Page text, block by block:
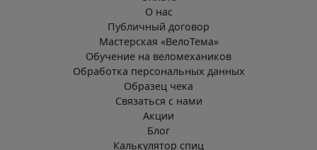
О нас
Публичный договор
Мастерская «ВелоТема»
Обучение на веломехаников
Обработка персональных данных
Образец чека
Связаться с нами
Акции
Блог
Калькулятор спиц